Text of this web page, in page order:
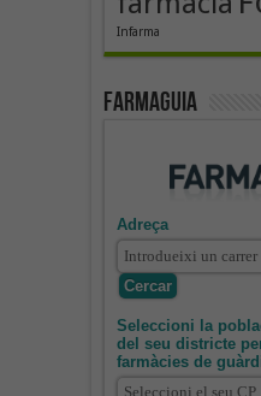
Infarma
Farmaguia
Adreça
Seleccioni la
del seu districte
farmàcies de